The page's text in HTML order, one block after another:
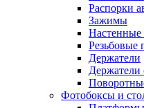
Распорки
Зажимы
Резьбовые
Держатели
Держатели
Фотобоксы и